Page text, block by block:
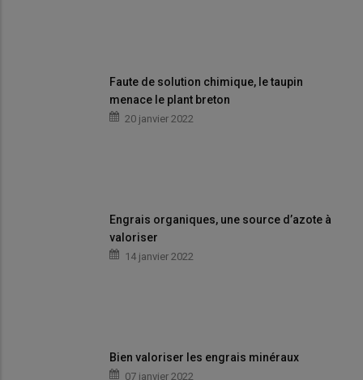
Faute de solution chimique, le taupin
menace le plant breton
20 janvier 2022
Engrais organiques, une source d’azote à
valoriser
14 janvier 2022
Bien valoriser les engrais minéraux
07 janvier 2022